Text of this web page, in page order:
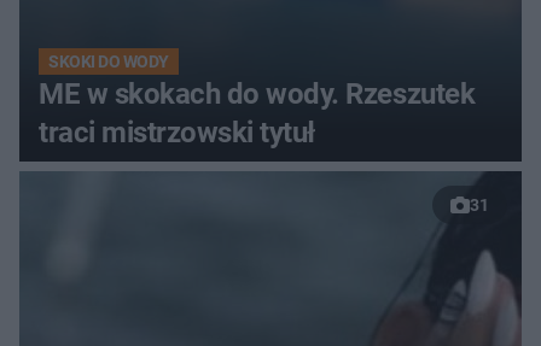
SKOKI DO WODY
ME w skokach do wody. Rzeszutek
traci mistrzowski tytuł
31